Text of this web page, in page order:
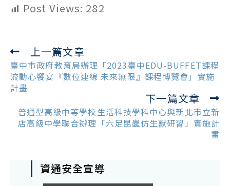
Post Views: 282
Read
more
articles
上一篇文章
臺中市政府教育局辦理「2023臺中EDU-BUFFET課程
流動心饗宴『數位連線 未來無限』課程博覽會」實施
計畫
下一篇文章
普通型高級中等學校生活科技學科中心與新北市立新
店高級中學聯合辦理「六足昆蟲仿生獸研習」實施計
畫
資通安全宣導